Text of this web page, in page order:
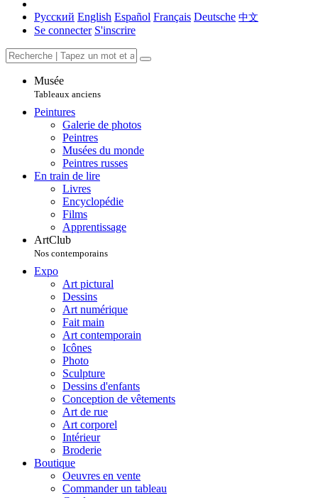
Русский English Español Français Deutsche 中文
Se connecter S'inscrire
Musée
Tableaux anciens
Peintures
Galerie de photos
Peintres
Musées du monde
Peintres russes
En train de lire
Livres
Encyclopédie
Films
Apprentissage
ArtClub
Nos contemporains
Expo
Art pictural
Dessins
Art numérique
Fait main
Art contemporain
Icônes
Photo
Sculpture
Dessins d'enfants
Conception de vêtements
Art de rue
Art corporel
Intérieur
Broderie
Boutique
Oeuvres en vente
Commander un tableau